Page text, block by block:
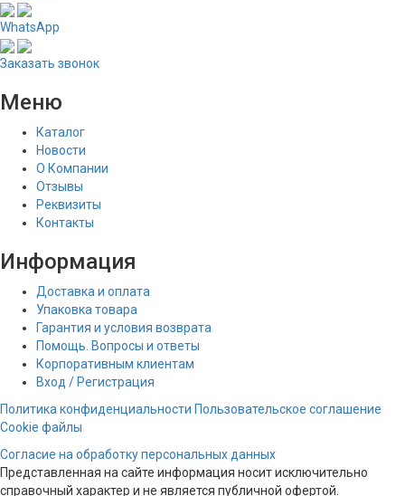
WhatsApp
Заказать звонок
Меню
Каталог
Новости
О Компании
Отзывы
Реквизиты
Контакты
Информация
Доставка и оплата
Упаковка товара
Гарантия и условия возврата
Помощь. Вопросы и ответы
Корпоративным клиентам
Вход / Регистрация
Политика конфиденциальности Пользовательское соглашение
Cookie файлы
Согласие на обработку персональных данных
Представленная на сайте информация носит исключительно
справочный характер и не является публичной офертой.